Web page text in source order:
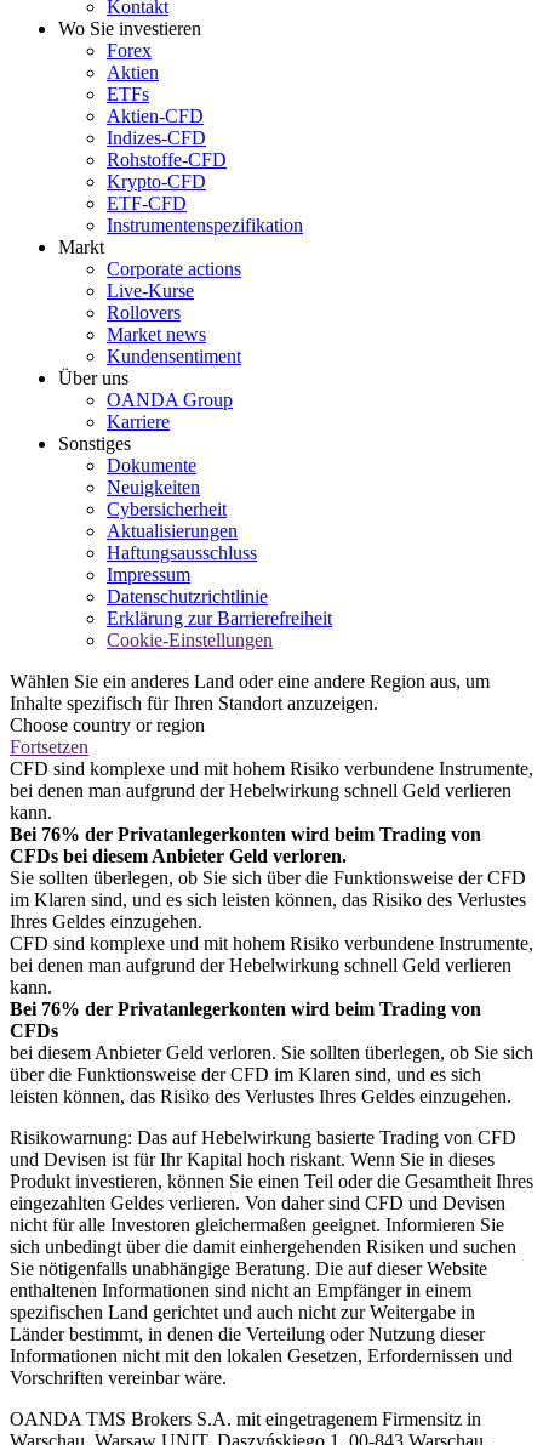
Kontakt
Wo Sie investieren
Forex
Aktien
ETFs
Aktien-CFD
Indizes-CFD
Rohstoffe-CFD
Krypto-CFD
ETF-CFD
Instrumentenspezifikation
Markt
Corporate actions
Live-Kurse
Rollovers
Market news
Kundensentiment
Über uns
OANDA Group
Karriere
Sonstiges
Dokumente
Neuigkeiten
Cybersicherheit
Aktualisierungen
Haftungsausschluss
Impressum
Datenschutzrichtlinie
Erklärung zur Barrierefreiheit
Cookie-Einstellungen
Wählen Sie ein anderes Land oder eine andere Region aus, um
Inhalte spezifisch für Ihren Standort anzuzeigen.
Choose country or region
Fortsetzen
CFD sind komplexe und mit hohem Risiko verbundene Instrumente,
bei denen man aufgrund der Hebelwirkung schnell Geld verlieren
kann.
Bei 76% der Privatanlegerkonten wird beim Trading von
CFDs bei diesem Anbieter Geld verloren.
Sie sollten überlegen, ob Sie sich über die Funktionsweise der CFD
im Klaren sind, und es sich leisten können, das Risiko des Verlustes
Ihres Geldes einzugehen.
CFD sind komplexe und mit hohem Risiko verbundene Instrumente,
bei denen man aufgrund der Hebelwirkung schnell Geld verlieren
kann.
Bei 76% der Privatanlegerkonten wird beim Trading von
CFDs
bei diesem Anbieter Geld verloren. Sie sollten überlegen, ob Sie sich
über die Funktionsweise der CFD im Klaren sind, und es sich
leisten können, das Risiko des Verlustes Ihres Geldes einzugehen.
Risikowarnung: Das auf Hebelwirkung basierte Trading von CFD
und Devisen ist für Ihr Kapital hoch riskant. Wenn Sie in dieses
Produkt investieren, können Sie einen Teil oder die Gesamtheit Ihres
eingezahlten Geldes verlieren. Von daher sind CFD und Devisen
nicht für alle Investoren gleichermaßen geeignet. Informieren Sie
sich unbedingt über die damit einhergehenden Risiken und suchen
Sie nötigenfalls unabhängige Beratung. Die auf dieser Website
enthaltenen Informationen sind nicht an Empfänger in einem
spezifischen Land gerichtet und auch nicht zur Weitergabe in
Länder bestimmt, in denen die Verteilung oder Nutzung dieser
Informationen nicht mit den lokalen Gesetzen, Erfordernissen und
Vorschriften vereinbar wäre.
OANDA TMS Brokers S.A. mit eingetragenem Firmensitz in
Warschau, Warsaw UNIT, Daszyńskiego 1, 00-843 Warschau,